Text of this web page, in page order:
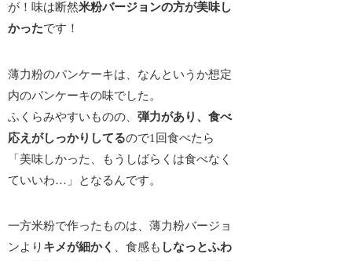
が！味は断然米粉バージョンの方が美味し
かったです！
薄力粉のパンケーキは、なんというか想定
内のパンケーキの味でした。
ふくらみやすいものの、弾力があり、食べ
応えがしっかりしてるので1回食べたら
「美味しかった、もうしばらくは食べなく
ていいわ…」となるんです。
一方米粉で作ったものは、薄力粉バージョ
ンより キメが細かく 、食感も しなっとふわ